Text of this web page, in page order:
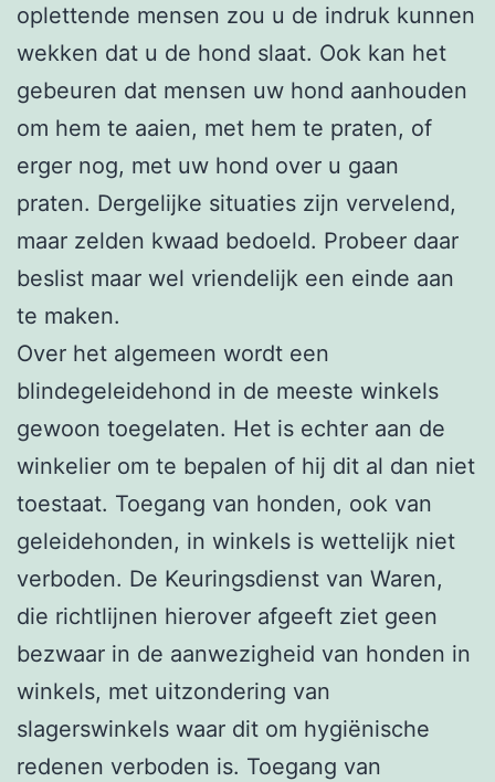
oplettende mensen zou u de indruk kunnen
wekken dat u de hond slaat. Ook kan het
gebeuren dat mensen uw hond aanhouden
om hem te aaien, met hem te praten, of
erger nog, met uw hond over u gaan
praten. Dergelijke situaties zijn vervelend,
maar zelden kwaad bedoeld. Probeer daar
beslist maar wel vriendelijk een einde aan
te maken.
Over het algemeen wordt een
blindegeleidehond in de meeste winkels
gewoon toegelaten. Het is echter aan de
winkelier om te bepalen of hij dit al dan niet
toestaat. Toegang van honden, ook van
geleidehonden, in winkels is wettelijk niet
verboden. De Keuringsdienst van Waren,
die richtlijnen hierover afgeeft ziet geen
bezwaar in de aanwezigheid van honden in
winkels, met uitzondering van
slagerswinkels waar dit om hygiënische
redenen verboden is. Toegang van